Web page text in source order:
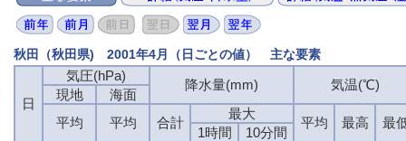
秋田（秋田県) 2001年4月（日ごとの値） 主な要素
日
気圧(hPa)
降水量(mm) 気温(℃)
現地
海面
平均
平均 合計
最大
平均 最高 最
1時間
10分間
日
気圧(hPa)
降水量(mm) 気温(℃)
現地
海面
平均
平均 合計
最大
平均 最高 最
1時間
10分間
日
気圧(hPa)
降水量(mm) 気温(℃)
現地
海面
平均
平均 合計
最大
平均 最高 最
1時間
10分間
日
気圧(hPa)
降水量(mm) 気温(℃)
現地
海面
平均
平均 合計
最大
平均 最高 最
1時間
10分間